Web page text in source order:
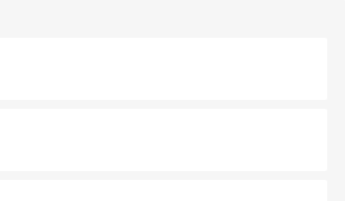
カーズは地元の風情を楽しめる外せないスポット